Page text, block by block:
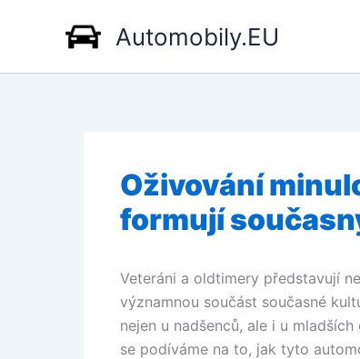
Automobily.EU
Oživování
formují
Veteráni a oldtimery představují
významnou součást současné
nejen u nadšenců, ale i u
se podíváme na to, jak tyto